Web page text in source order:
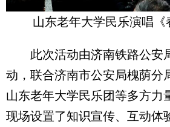
山东老年大学民乐演唱《
此次活动由济南铁路公安
动，联合济南市公安局槐荫分
山东老年大学民乐团等多方力
现场设置了知识宣传、互动体